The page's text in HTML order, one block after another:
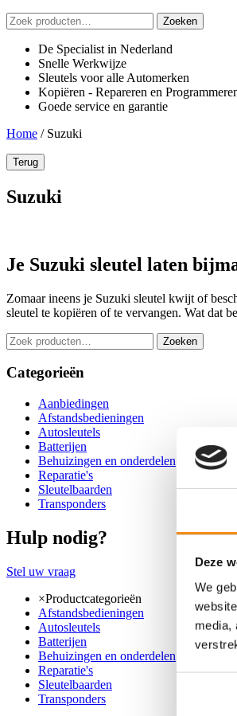
Deze
We
media,
Zoeken
naar:
Zoeken
De Specialist in Nederland
Snelle Werkwijze
Sleutels voor alle Automerken
Kopiëren - Repareren en
Goede service en garantie
Home / Suzuki
Terug
Suzuki
Je Suzuki sleutel laten
Zomaar ineens je Suzuki sleutel kwijt of
sleutel te kopiëren of te vervangen. Wat dat
Zoeken
naar:
Zoeken
Categorieën
Aanbiedingen
Afstandsbedieningen
Autosleutels
Batterijen
Behuizingen en onderdelen
Reparatie's
Sleutelbaarden
Transponders
Hulp nodig?
Stel uw vraag
×Productcategorieën
Afstandsbedieningen
Autosleutels
Batterijen
Behuizingen en onderdelen
Reparatie's
Sleutelbaarden
Transponders